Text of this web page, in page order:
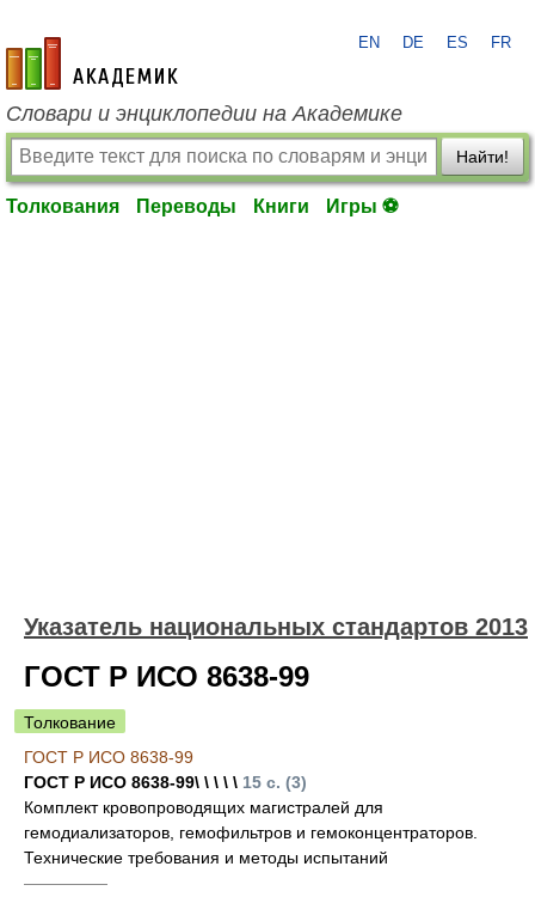
academic.ru
EN DE ES FR
Словари и энциклопедии на Академике
Найти!
Толкования Переводы Книги Игры ⚽
Указатель национальных стандартов 2013
ГОСТ Р ИСО 8638-99
Толкование
ГОСТ Р ИСО 8638-99
ГОСТ Р ИСО 8638-99\ \ \ \ \ 15 с. (3)
Комплект кровопроводящих магистралей для
гемодиализаторов, гемофильтров и гемоконцентраторов.
Технические требования и методы испытаний
—————